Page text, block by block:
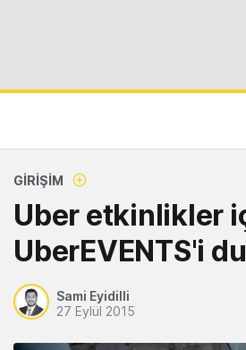
GIRIŞIM
Uber etkinlikler
UberEVENTS'i
Sami Eyidilli
27 Eylül 2015